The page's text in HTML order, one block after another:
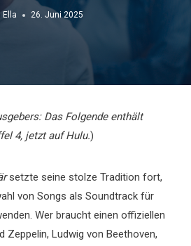
Ella 26. Juni 2025
Das Folgende enthält
4, jetzt auf Hulu.)
setzte seine stolze Tradition fort,
von Songs als Soundtrack für
Wer braucht einen offiziellen
Zeppelin, Ludwig von Beethoven,